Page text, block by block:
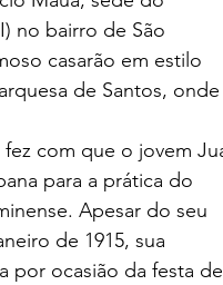
no bairro de São
casarão em estilo
de Santos, onde
para a prática do
Apesar do seu
de 1915, sua
por ocasião da festa de